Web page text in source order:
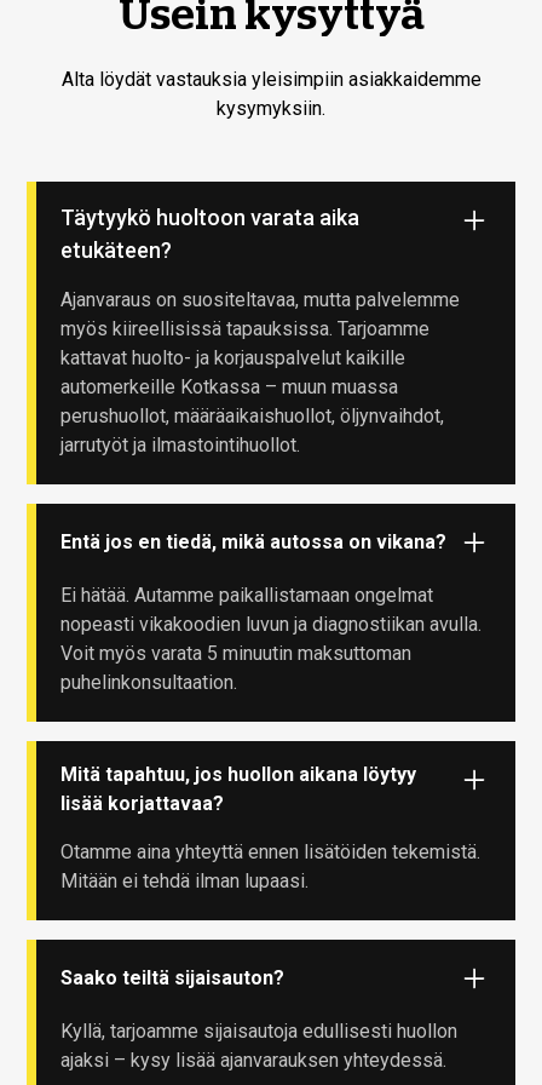
Usein kysyttyä
Alta löydät vastauksia yleisimpiin asiakkaidemme
kysymyksiin.
Täytyykö huoltoon varata aika
etukäteen?
Ajanvaraus on suositeltavaa, mutta palvelemme
myös kiireellisissä tapauksissa. Tarjoamme
kattavat huolto- ja korjauspalvelut kaikille
automerkeille Kotkassa – muun muassa
perushuollot, määräaikaishuollot, öljynvaihdot,
jarrutyöt ja ilmastointihuollot.
Entä jos en tiedä, mikä autossa on vikana?
Ei hätää. Autamme paikallistamaan ongelmat
nopeasti vikakoodien luvun ja diagnostiikan avulla.
Voit myös varata 5 minuutin maksuttoman
puhelinkonsultaation.
Mitä tapahtuu, jos huollon aikana löytyy
lisää korjattavaa?
Otamme aina yhteyttä ennen lisätöiden tekemistä.
Mitään ei tehdä ilman lupaasi.
Saako teiltä sijaisauton?
Kyllä, tarjoamme sijaisautoja edullisesti huollon
ajaksi – kysy lisää ajanvarauksen yhteydessä.